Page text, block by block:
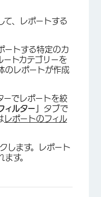
て、レポートする
ートする特定のカ
ートカテゴリーを
のレポートが作成
ーでレポートを絞
ィルター」 タブで
レポートのフィル
します。レポート
す。